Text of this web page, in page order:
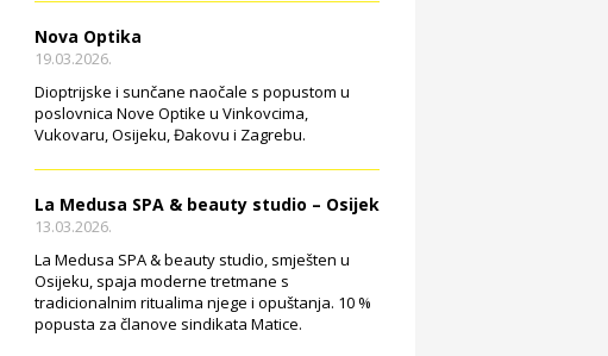
Nova Optika
19.03.2026.
Dioptrijske i sunčane naočale s popustom u
poslovnica Nove Optike u Vinkovcima,
Vukovaru, Osijeku, Đakovu i Zagrebu.
La Medusa SPA & beauty studio – Osijek
13.03.2026.
La Medusa SPA & beauty studio, smješten u
Osijeku, spaja moderne tretmane s
tradicionalnim ritualima njege i opuštanja. 10 %
popusta za članove sindikata Matice.